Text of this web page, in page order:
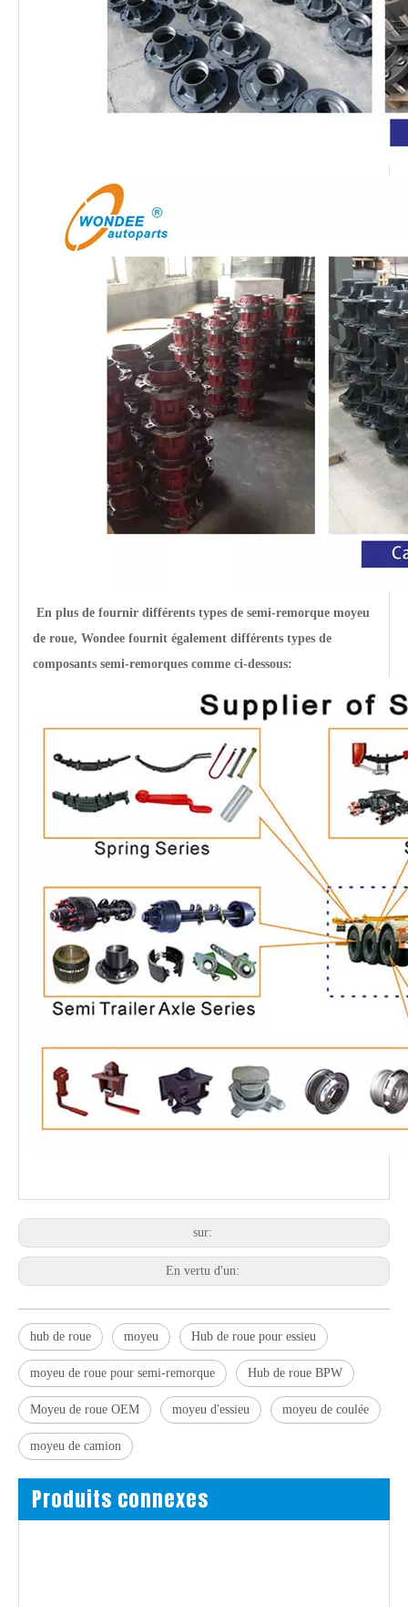
En plus de fournir différents types de semi-remorque moyeu
de roue, Wondee fournit également différents types de
composants semi-remorques comme ci-dessous:
sur:
En vertu d'un:
hub de roue moyeu Hub de roue pour essieu
moyeu de roue pour semi-remorque Hub de roue BPW
Moyeu de roue OEM moyeu d'essieu moyeu de coulée
moyeu de camion
Produits connexes
Régleurs de jeu OEM de type américain et européen pour semi-remorques et camions Tambours de frein de moulage OEM robustes pour pièces de semi-remorque et de camion